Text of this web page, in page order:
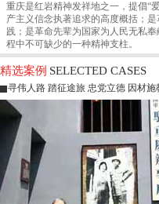
重庆是红岩精神发祥地之一，提倡“
产主义信念执著追求的高度概括；
践；是革命先辈为国家为人民无私
程中不可缺少的一种精神支柱。
精选案例 SELECTED CASES
寻伟人路 踏征途旅 忠党立德 因材施